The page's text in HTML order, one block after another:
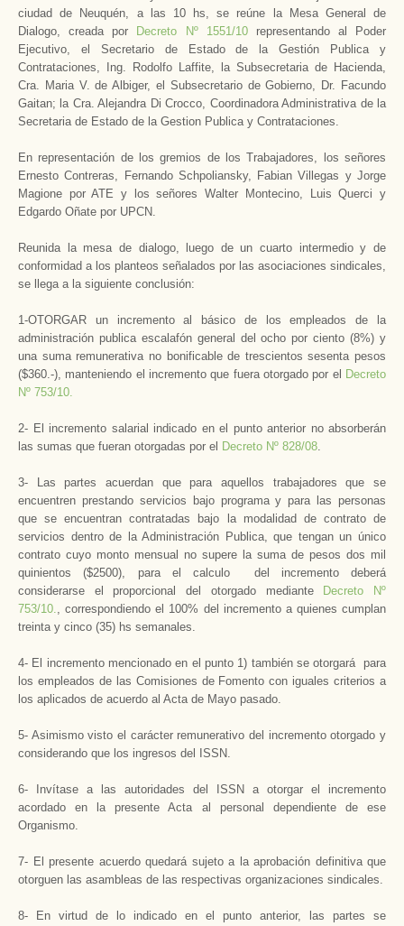
ciudad de Neuquén, a las 10 hs, se reúne la Mesa General de
Dialogo, creada por
Decreto Nº 1551/10 representando al Poder
Ejecutivo, el Secretario de Estado de la Gestión Publica y
Contrataciones, Ing. Rodolfo Laffite, la Subsecretaria de Hacienda,
Cra. Maria V. de Albiger, el Subsecretario de Gobierno, Dr. Facundo
Gaitan; la Cra. Alejandra Di Crocco, Coordinadora Administrativa de la
Secretaria de Estado de la Gestion Publica y Contrataciones.
En representación de los gremios de los Trabajadores, los señores
Ernesto Contreras, Fernando Schpoliansky, Fabian Villegas y Jorge
Magione por ATE y los señores Walter Montecino, Luis Querci y
Edgardo Oñate por UPCN.
Reunida la mesa de dialogo, luego de un cuarto intermedio y de
conformidad a los planteos señalados por las asociaciones sindicales,
se llega a la siguiente conclusión:
1-OTORGAR un incremento al básico de los empleados de la
administración publica escalafón general del ocho por ciento (8%) y
una suma remunerativa no bonificable de trescientos sesenta pesos
($360.-), manteniendo el incremento que fuera otorgado por el Decreto
Nº 753/10.
2- El incremento salarial indicado en el punto anterior no absorberán
las sumas que fueran otorgadas por el Decreto Nº 828/08.
3- Las partes acuerdan que para aquellos trabajadores que se
encuentren prestando servicios bajo programa y para las personas
que se encuentran contratadas bajo la modalidad de contrato de
servicios dentro de la Administración Publica, que tengan un único
contrato cuyo monto mensual no supere la suma de pesos dos mil
quinientos ($2500), para el calculo del incremento deberá
considerarse el proporcional del otorgado mediante
Decreto Nº
753/10., correspondiendo el 100% del incremento a quienes cumplan
treinta y cinco (35) hs semanales.
4- El incremento mencionado en el punto 1) también se otorgará para
los empleados de las Comisiones de Fomento con iguales criterios a
los aplicados de acuerdo al Acta de Mayo pasado.
5- Asimismo visto el carácter remunerativo del incremento otorgado y
considerando que los ingresos del ISSN.
6- Invítase a las autoridades del ISSN a otorgar el incremento
acordado en la presente Acta al personal dependiente de ese
Organismo.
7- El presente acuerdo quedará sujeto a la aprobación definitiva que
otorguen las asambleas de las respectivas organizaciones sindicales.
8- En virtud de lo indicado en el punto anterior, las partes se